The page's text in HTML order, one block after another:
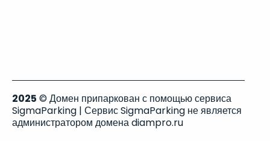
2025 © Домен припаркован с помощью сервиса
SigmaParking | Сервис SigmaParking не является
администратором домена diampro.ru